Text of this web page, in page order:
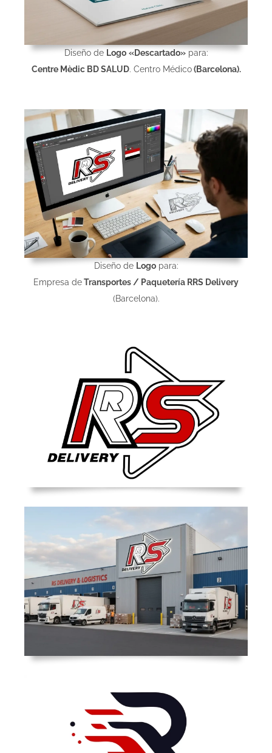
Diseño de Logo «Descartado»para:
Centre Mèdic BD SALUD. Centro Médico(Barcelona).
Diseño de Logopara:
Empresa deTransportes / Paquetería RRS Delivery
(Barcelona).